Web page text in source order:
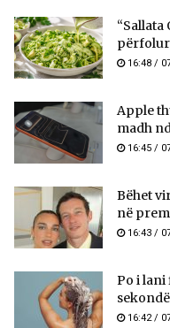
“Sallata
përfolur
16:48 /
Apple
madh
16:45 /
Bëhet
në
16:43 /
Po i
16:42 /